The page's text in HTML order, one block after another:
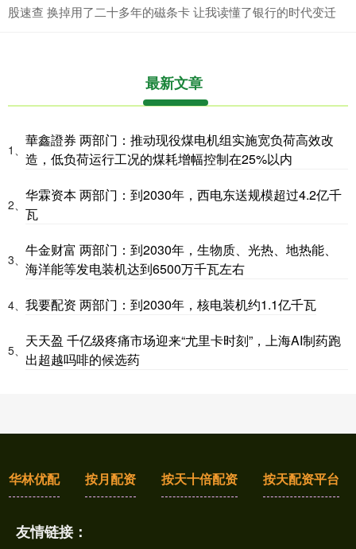
股速查 换掉用了二十多年的磁条卡 让我读懂了银行的时代变迁
最新文章
1、
華鑫證券 两部门：推动现役煤电机组实施宽负荷高效改
造，低负荷运行工况的煤耗增幅控制在25%以内
2、
华霖资本 两部门：到2030年，西电东送规模超过4.2亿千
瓦
3、
牛金财富 两部门：到2030年，生物质、光热、地热能、
海洋能等发电装机达到6500万千瓦左右
4、 我要配资 两部门：到2030年，核电装机约1.1亿千瓦
5、
天天盈 千亿级疼痛市场迎来“尤里卡时刻”，上海AI制药跑
出超越吗啡的候选药
华林优配 按月配资 按天十倍配资 按天配资平台
友情链接：